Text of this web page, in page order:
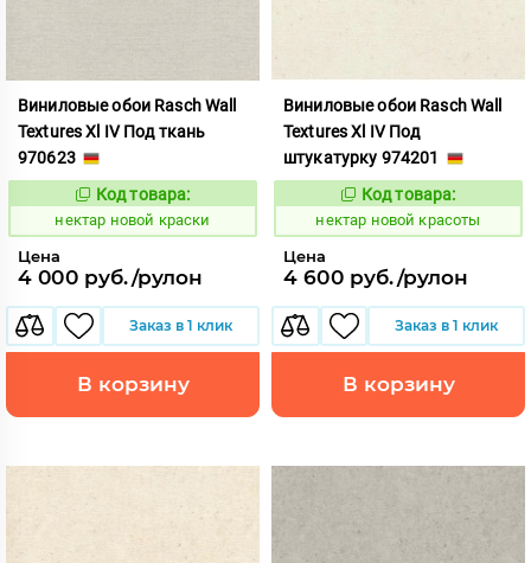
Виниловые обои Rasch Wall
Textures Xl IV Под ткань
970623
1133164
Код товара:
нектар новой краски
Цена
4 000 руб./рулон
Заказ в 1 клик
В корзину
Виниловые обои Rasch Wall
Textures Xl IV Под
штукатурку 974201
1133165
Код товара:
нектар новой красоты
Цена
4 600 руб./рулон
Заказ в 1 клик
В корзину